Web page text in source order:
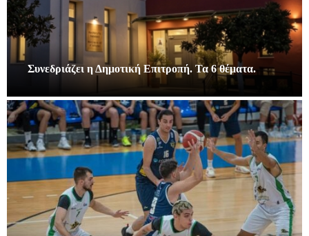
Συνεδριάζει η Δημοτική Επιτροπή. Τα 6 θέματα.